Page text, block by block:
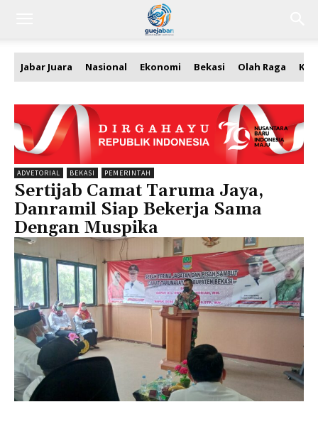
Jabar Juara Nasional Ekonomi Bekasi Olah Raga
ADVETORIAL BEKASI PEMERINTAH
Sertijab Camat Taruma Jaya,
Danramil Siap Bekerja Sama
Dengan Muspika